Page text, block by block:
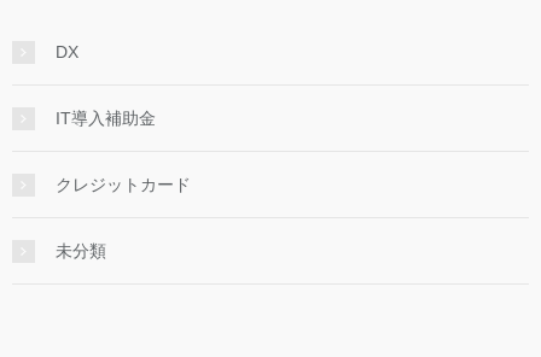
DX
IT導入補助金
クレジットカード
未分類